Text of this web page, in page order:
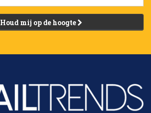
Houd mij op de hoogte